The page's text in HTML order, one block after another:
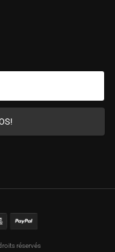
réservés